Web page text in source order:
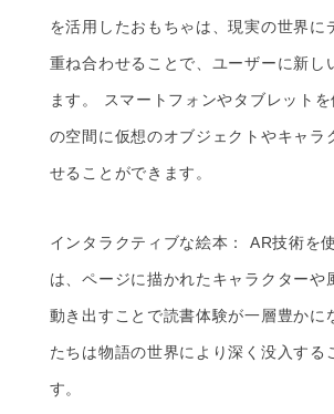
を活用したおもちゃは、現実の世界に
重ね合わせることで、ユーザーに新し
ます。 スマートフォンやタブレット
の空間に仮想のオブジェクトやキャラ
せることができます。
インタラクティブな絵本： AR技術を
は、ページに描かれたキャラクターや
動き出すことで読書体験が一層豊かに
たちは物語の世界により深く没入する
す。